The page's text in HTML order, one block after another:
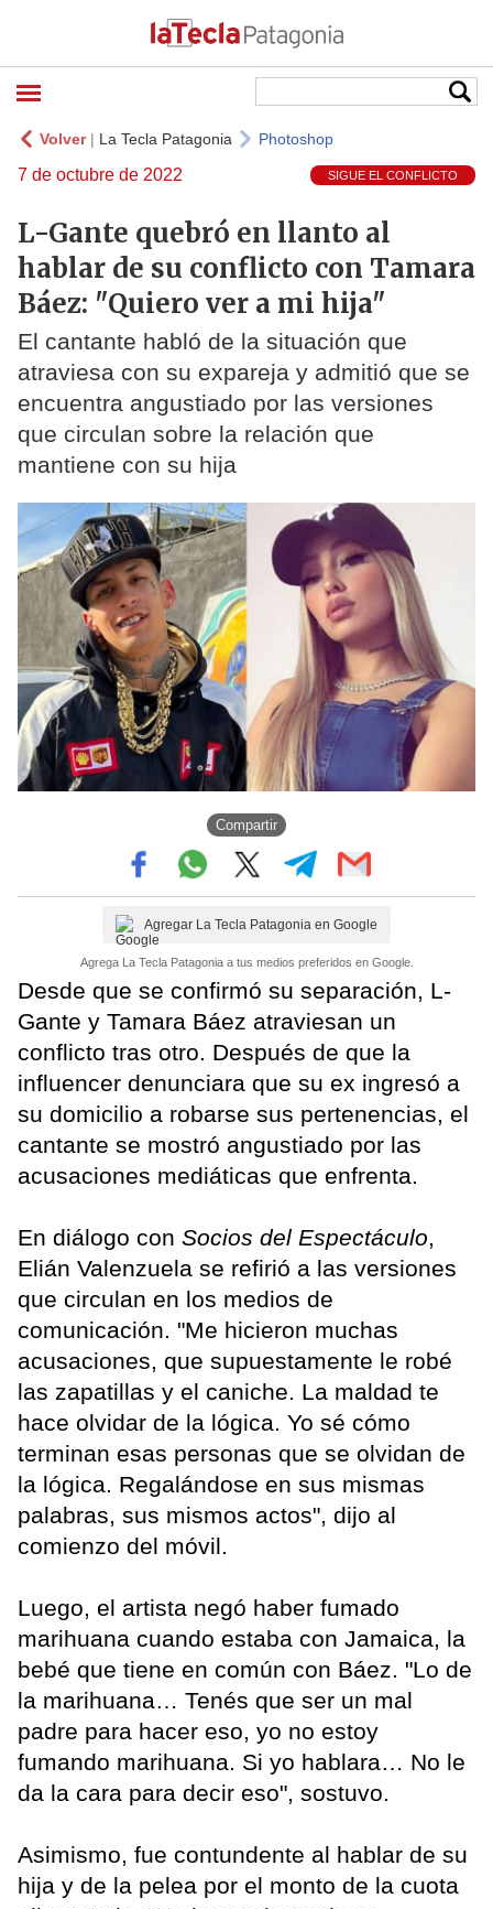
Volver| La Tecla Patagonia Photoshop
7 de octubre de 2022 SIGUE EL CONFLICTO
L-Gante quebró en llanto al
hablar de su conflicto con Tamara
Báez: "Quiero ver a mi hija"
El cantante habló de la situación que
atraviesa con su expareja y admitió que se
encuentra angustiado por las versiones
que circulan sobre la relación que
mantiene con su hija
Compartir
Agregar La Tecla Patagonia en Google
Agrega La Tecla Patagonia a tus medios preferidos en Google.
Desde que se confirmó su separación, L-
Gante y Tamara Báez atraviesan un
conflicto tras otro. Después de que la
influencer denunciara que su ex ingresó a
su domicilio a robarse sus pertenencias, el
cantante se mostró angustiado por las
acusaciones mediáticas que enfrenta.
En diálogo con Socios del Espectáculo,
Elián Valenzuela se refirió a las versiones
que circulan en los medios de
comunicación. "Me hicieron muchas
acusaciones, que supuestamente le robé
las zapatillas y el caniche. La maldad te
hace olvidar de la lógica. Yo sé cómo
terminan esas personas que se olvidan de
la lógica. Regalándose en sus mismas
palabras, sus mismos actos", dijo al
comienzo del móvil.
Luego, el artista negó haber fumado
marihuana cuando estaba con Jamaica, la
bebé que tiene en común con Báez. "Lo de
la marihuana… Tenés que ser un mal
padre para hacer eso, yo no estoy
fumando marihuana. Si yo hablara… No le
da la cara para decir eso", sostuvo.
Asimismo, fue contundente al hablar de su
hija y de la pelea por el monto de la cuota